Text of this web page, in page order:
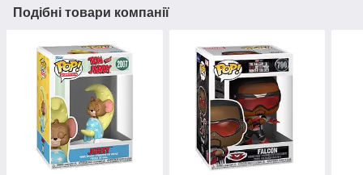
Подібні товари компанії